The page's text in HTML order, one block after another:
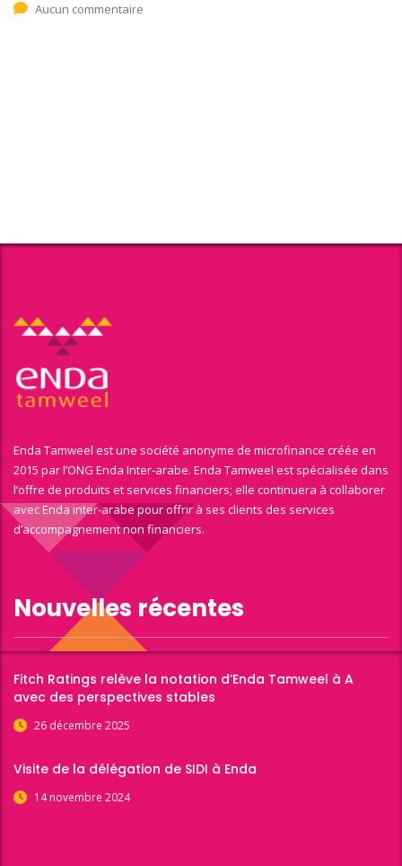
Aucun commentaire
Enda Tamweel est une société anonyme de microfinance créée en
2015 par l’ONG Enda Inter-arabe. Enda Tamweel est spécialisée dans
l’offre de produits et services financiers; elle continuera à collaborer
avec Enda inter-arabe pour offrir à ses clients des services
d’accompagnement non financiers.
Nouvelles récentes
Fitch Ratings relève la notation d’Enda Tamweel à A
avec des perspectives stables
26 décembre 2025
Visite de la délégation de SIDI à Enda
14 novembre 2024